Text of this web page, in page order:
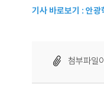
기사 바로보기 : 안광
첨부파일